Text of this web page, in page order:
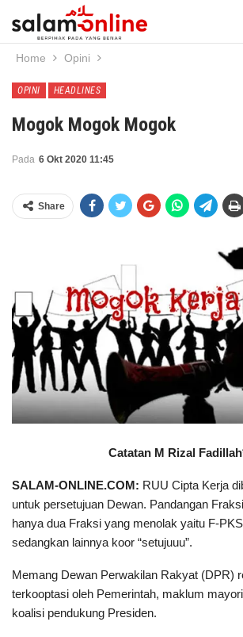
Home Opini
OPINI HEADLINES
Mogok Mogok Mogok
Pada 6 Okt 2020 11:45
Share
Catatan M Rizal
SALAM-ONLINE.COM: RUU Cipta Kerja
untuk persetujuan Dewan. Pandangan
hanya dua Fraksi yang menolak yaitu F-
sedangkan lainnya koor “setujuuu”.
Memang Dewan Perwakilan Rakyat (DPR)
terkooptasi oleh Pemerintah, maklum
koalisi pendukung Presiden.